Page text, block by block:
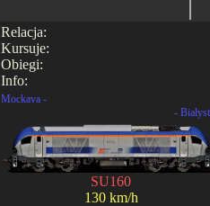
Relacja:
Kursuje:
Obiegi:
Info:
Mockava -
-
SU160
130 km/h